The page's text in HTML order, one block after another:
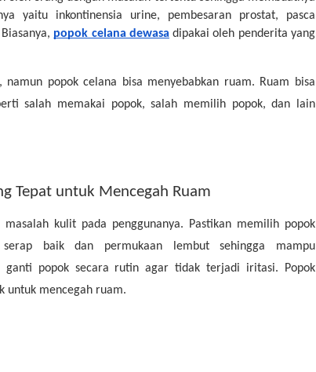
yaitu inkontinensia urine, pembesaran prostat, pasca
popok celana dewasa dipakai oleh penderita yang
namun popok celana bisa menyebabkan ruam. Ruam bisa
salah memakai popok, salah memilih popok, dan lain
Tepat untuk Mencegah Ruam
kulit pada penggunanya. Pastikan memilih popok
baik dan permukaan lembut sehingga mampu
ganti popok secara rutin agar tidak terjadi iritasi. Popok
untuk mencegah ruam.